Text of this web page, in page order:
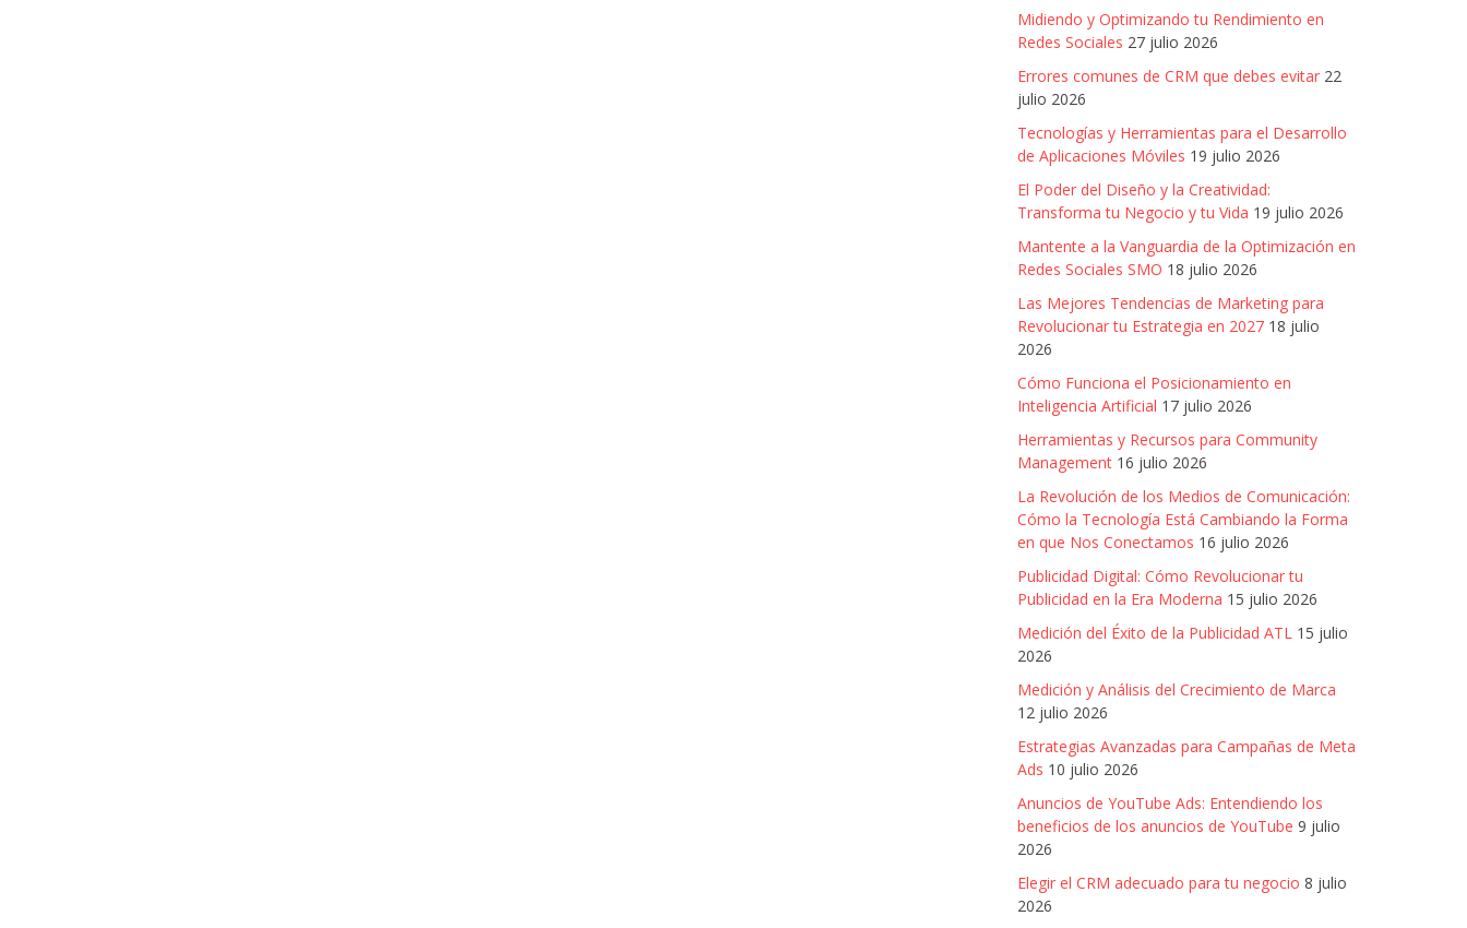
Midiendo y Optimizando tu Rendimiento en
Redes Sociales 27 julio 2026
Errores comunes de CRM que debes evitar 22
julio 2026
Tecnologías y Herramientas para el Desarrollo
de Aplicaciones Móviles 19 julio 2026
El Poder del Diseño y la Creatividad:
Transforma tu Negocio y tu Vida 19 julio 2026
Mantente a la Vanguardia de la Optimización en
Redes Sociales SMO 18 julio 2026
Las Mejores Tendencias de Marketing para
Revolucionar tu Estrategia en 2027 18 julio
2026
Cómo Funciona el Posicionamiento en
Inteligencia Artificial 17 julio 2026
Herramientas y Recursos para Community
Management 16 julio 2026
La Revolución de los Medios de Comunicación:
Cómo la Tecnología Está Cambiando la Forma
en que Nos Conectamos 16 julio 2026
Publicidad Digital: Cómo Revolucionar tu
Publicidad en la Era Moderna 15 julio 2026
Medición del Éxito de la Publicidad ATL 15 julio
2026
Medición y Análisis del Crecimiento de Marca
12 julio 2026
Estrategias Avanzadas para Campañas de Meta
Ads 10 julio 2026
Anuncios de YouTube Ads: Entendiendo los
beneficios de los anuncios de YouTube 9 julio
2026
Elegir el CRM adecuado para tu negocio 8 julio
2026